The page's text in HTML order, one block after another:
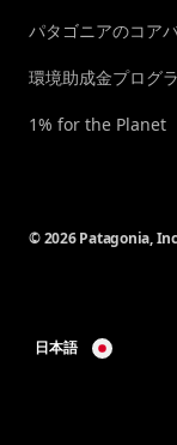
パタゴニアのコア
環境助成金プログ
1% for the Planet
© 2026 Patagonia,
日本語